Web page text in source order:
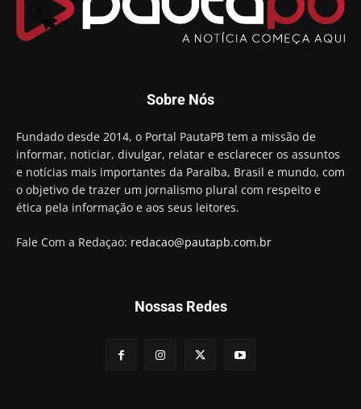
00:23
Aguinaldo Ribeiro destaca apoio do PP a Hugo
preso e faz vídeo na cadeia
Hugo Motta retira projeto que permitia bancos
"confiscar" dinheiro de clientes
01:49
Descaso da gestão Panta deixa crianças e
professoras 'ilhadas' em creche
00:16
Sobre Nós
Fundado desde 2014, o Portal PautaPB tem a missão de
informar, noticiar, divulgar, relatar e esclarecer os assuntos
e notícias mais importantes da Paraíba, Brasil e mundo, com
o objetivo de trazer um jornalismo plural com respeito e
ética pela informação e aos seus leitores.
Fale Com a Redaçao: redacao@pautapb.com.br
Nossas Redes